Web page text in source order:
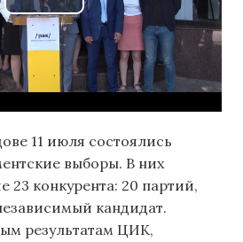
11 июля состоялись
выборы. В них
23 конкурента: 20 партий,
кандидат.
результатам ЦИК,